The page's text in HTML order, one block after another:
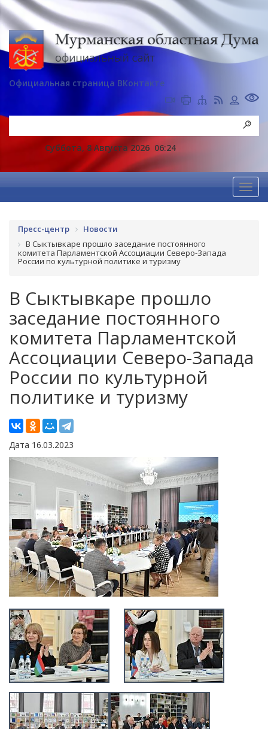
Официальная страница ВКонтакте
Суббота, 8 Августа 2026 06:24
Пресс-центр
Новости
В Сыктывкаре прошло заседание постоянного
комитета Парламентской Ассоциации Северо-Запада
России по культурной политике и туризму
В Сыктывкаре прошло
заседание постоянного
комитета Парламентской
Ассоциации Северо-Запада
России по культурной
политике и туризму
Дата 16.03.2023